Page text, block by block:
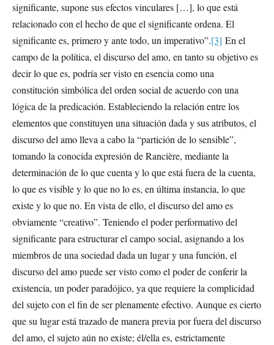
significante, supone sus efectos vinculares […], lo que está
relacionado con el hecho de que el significante ordena. El
significante es, primero y ante todo, un imperativo”.[3] En el
campo de la política, el discurso del amo, en tanto su objetivo es
decir lo que es, podría ser visto en esencia como una
constitución simbólica del orden social de acuerdo con una
lógica de la predicación. Estableciendo la relación entre los
elementos que constituyen una situación dada y sus atributos, el
discurso del amo lleva a cabo la “partición de lo sensible”,
tomando la conocida expresión de Rancière, mediante la
determinación de lo que cuenta y lo que está fuera de la cuenta,
lo que es visible y lo que no lo es, en última instancia, lo que
existe y lo que no. En vista de ello, el discurso del amo es
obviamente “creativo”. Teniendo el poder performativo del
significante para estructurar el campo social, asignando a los
miembros de una sociedad dada un lugar y una función, el
discurso del amo puede ser visto como el poder de conferir la
existencia, un poder paradójico, ya que requiere la complicidad
del sujeto con el fin de ser plenamente efectivo. Aunque es cierto
que su lugar está trazado de manera previa por fuera del discurso
del amo, el sujeto aún no existe; él/ella es, estrictamente